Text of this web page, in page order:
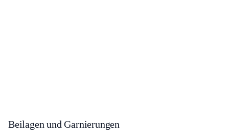
Beilagen und Garnierungen